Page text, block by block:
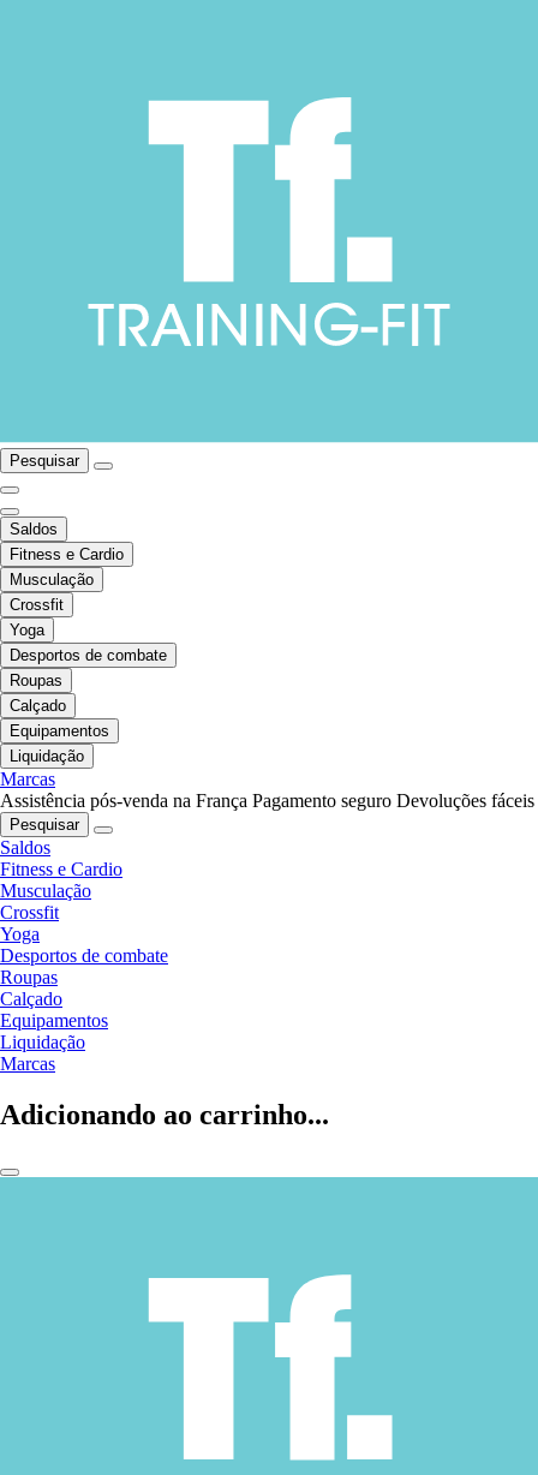
Pesquisar
Saldos
Fitness e Cardio
Musculação
Crossfit
Yoga
Desportos de combate
Roupas
Calçado
Equipamentos
Liquidação
Marcas
Assistência pós-venda na França Pagamento seguro Devoluções fáceis
Pesquisar
Saldos
Fitness e Cardio
Musculação
Crossfit
Yoga
Desportos de combate
Roupas
Calçado
Equipamentos
Liquidação
Marcas
Adicionando ao carrinho...